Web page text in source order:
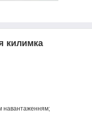
килимка
навантаженням;